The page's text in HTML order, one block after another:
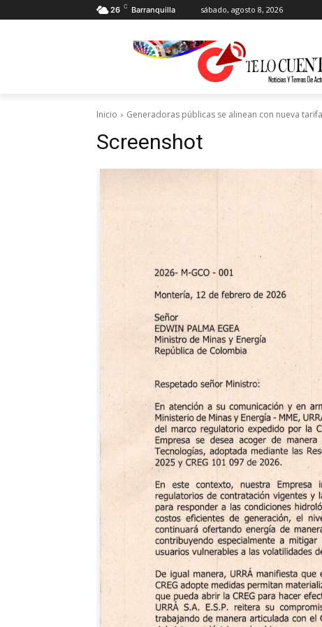
26 C Barranquilla sábado, agosto 8, 2026
Inicio Generadoras públicas se alinean con nueva
Screenshot